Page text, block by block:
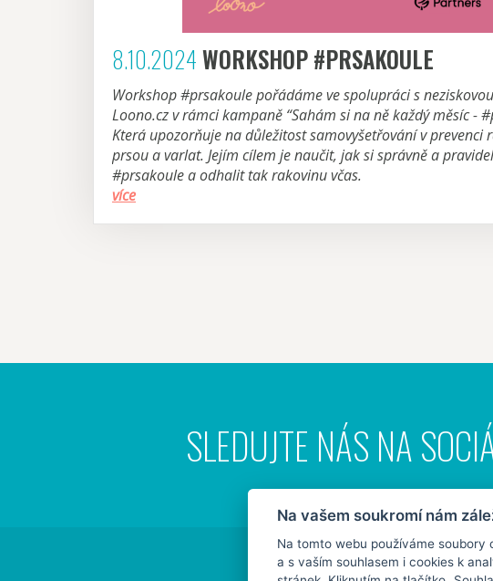
8.10.2024WORKSHOP #PRSAKOULE
Workshop #prsakoule pořádáme ve spolupráci s
Loono.cz v rámci kampaně “Sahám si na ně každý měsíc -
Která upozorňuje na důležitost samovyšetřování v prevenci
prsou a varlat. Jejím cílem je naučit, jak si správně a
#prsakoule a odhalit tak rakovinu včas.
více
SLEDUJTE NÁS NA
Na vašem soukromí nám
Na tomto webu používáme soubory
a s vaším souhlasem i cookies k